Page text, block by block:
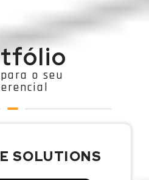
o seu
SOLUTIONS